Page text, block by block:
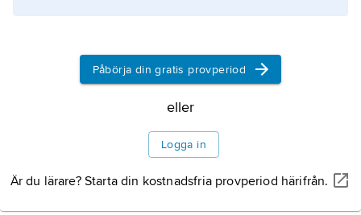
Påbörja din gratis provperiod
eller
Logga in
Är du lärare? Starta din kostnadsfria provperiod härifrån.